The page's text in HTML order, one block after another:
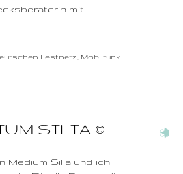
mit
Festnetz, Mobilfunk
SILIA © (6)
Medium Silia und ich